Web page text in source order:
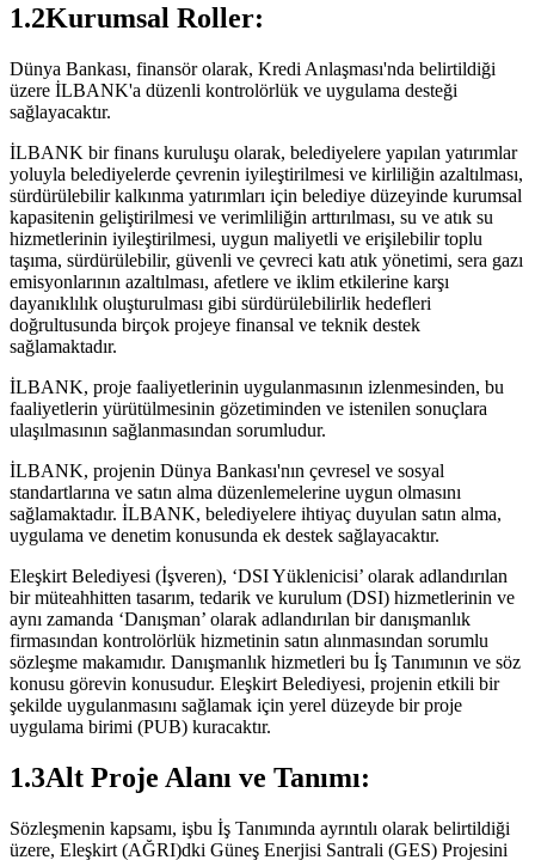
1.2Kurumsal Roller:
Dünya Bankası, finansör olarak, Kredi Anlaşması'nda belirtildiği
üzere İLBANK'a düzenli kontrolörlük ve uygulama desteği
sağlayacaktır.
İLBANK bir finans kuruluşu olarak, belediyelere yapılan yatırımlar
yoluyla belediyelerde çevrenin iyileştirilmesi ve kirliliğin azaltılması,
sürdürülebilir kalkınma yatırımları için belediye düzeyinde kurumsal
kapasitenin geliştirilmesi ve verimliliğin arttırılması, su ve atık su
hizmetlerinin iyileştirilmesi, uygun maliyetli ve erişilebilir toplu
taşıma, sürdürülebilir, güvenli ve çevreci katı atık yönetimi, sera gazı
emisyonlarının azaltılması, afetlere ve iklim etkilerine karşı
dayanıklılık oluşturulması gibi sürdürülebilirlik hedefleri
doğrultusunda birçok projeye finansal ve teknik destek
sağlamaktadır.
İLBANK, proje faaliyetlerinin uygulanmasının izlenmesinden, bu
faaliyetlerin yürütülmesinin gözetiminden ve istenilen sonuçlara
ulaşılmasının sağlanmasından sorumludur.
İLBANK, projenin Dünya Bankası'nın çevresel ve sosyal
standartlarına ve satın alma düzenlemelerine uygun olmasını
sağlamaktadır. İLBANK, belediyelere ihtiyaç duyulan satın alma,
uygulama ve denetim konusunda ek destek sağlayacaktır.
Eleşkirt Belediyesi (İşveren), ‘DSI Yüklenicisi’ olarak adlandırılan
bir müteahhitten tasarım, tedarik ve kurulum (DSI) hizmetlerinin ve
aynı zamanda ‘Danışman’ olarak adlandırılan bir danışmanlık
firmasından kontrolörlük hizmetinin satın alınmasından sorumlu
sözleşme makamıdır. Danışmanlık hizmetleri bu İş Tanımının ve söz
konusu görevin konusudur. Eleşkirt Belediyesi, projenin etkili bir
şekilde uygulanmasını sağlamak için yerel düzeyde bir proje
uygulama birimi (PUB) kuracaktır.
1.3Alt Proje Alanı ve Tanımı:
Sözleşmenin kapsamı, işbu İş Tanımında ayrıntılı olarak belirtildiği
üzere, Eleşkirt (AĞRI)dki Güneş Enerjisi Santrali (GES) Projesini